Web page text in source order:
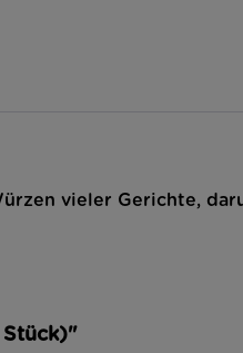
vieler Gerichte,
Stück)"